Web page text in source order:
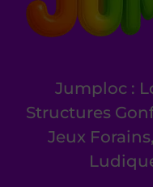
Jumploc :
Structures
Jeux